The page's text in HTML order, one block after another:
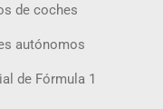
de coches
autónomos
de Fórmula 1